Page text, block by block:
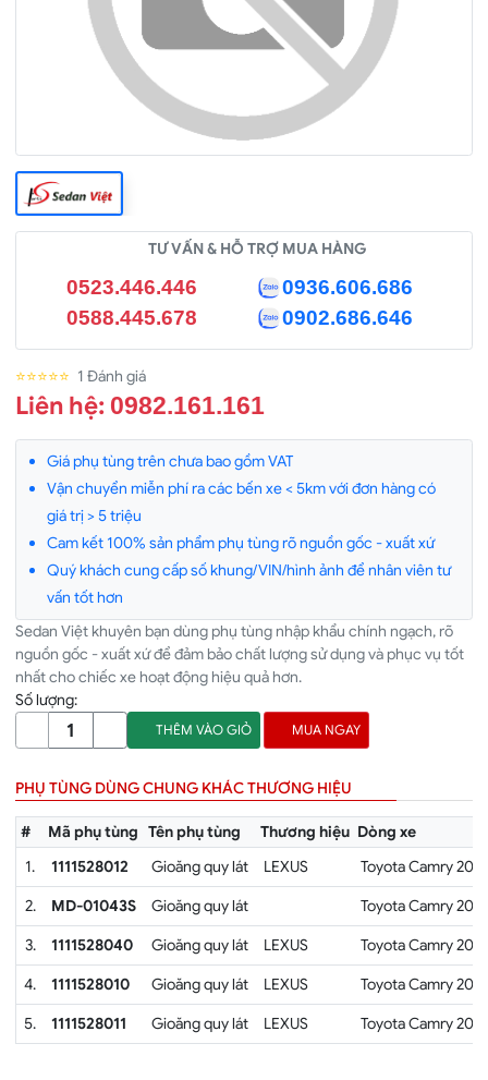
TƯ VẤN & HỖ TRỢ MUA HÀNG
0523.446.446
0936.606.686
0588.445.678
0902.686.646
⭐⭐⭐⭐⭐ 1 Đánh giá
Liên hệ: 0982.161.161
Giá phụ tùng trên chưa bao gồm VAT
Vận chuyển miễn phí ra các bến xe < 5km với đơn hàng có
giá trị > 5 triệu
Cam kết 100% sản phẩm phụ tùng rõ nguồn gốc - xuất xứ
Quý khách cung cấp số khung/VIN/hình ảnh để nhân viên tư
vấn tốt hơn
Sedan Việt khuyên bạn dùng phụ tùng nhập khẩu chính ngạch, rõ
nguồn gốc - xuất xứ để đảm bảo chất lượng sử dụng và phục vụ tốt
nhất cho chiếc xe hoạt động hiệu quả hơn.
Số lượng:
THÊM VÀO GIỎ MUA NGAY
PHỤ TÙNG DÙNG CHUNG KHÁC THƯƠNG HIỆU
# Mã phụ tùng Tên phụ tùng Thương hiệu Dòng xe
1.
1111528012 Gioăng quy lát LEXUS
Toyota Camry
2.
MD-01043S Gioăng quy lát
Toyota Camry
3.
1111528040 Gioăng quy lát LEXUS
Toyota Camry
4.
1111528010 Gioăng quy lát LEXUS
Toyota Camry
5.
1111528011 Gioăng quy lát LEXUS Toyota Camry